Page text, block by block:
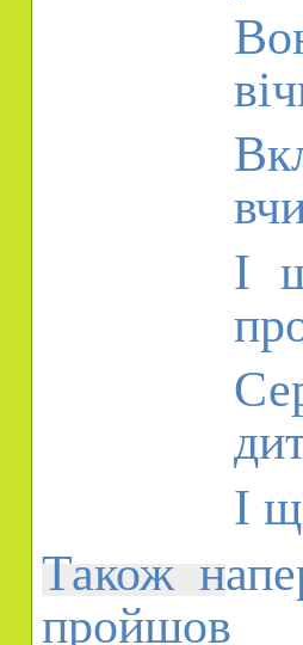
І
І
Також н
пройшов